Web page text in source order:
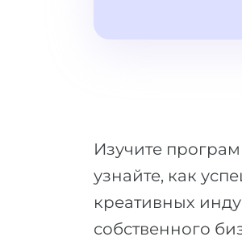
Изучите
узнайте, как
креативных
собственного